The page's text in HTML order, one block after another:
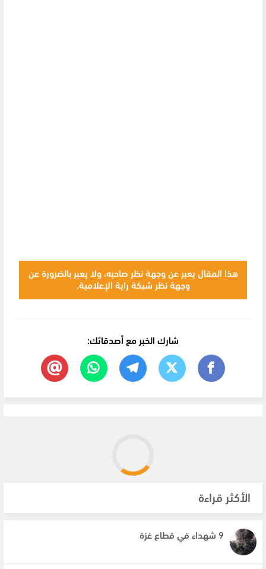
هذا المقال يعبر عن وجهة نظر صاحبه، ولا يعبر بالضرورة عن
وجهة نظر شبكة راية الإعلامية.
شارك الخبر مع أصدقائك:
الأكثر قراءة
9 شهداء في قطاع غزة